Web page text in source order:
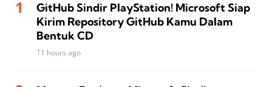
GitHub Sindir PlayStation! Microsoft Siap
Kirim Repository GitHub Kamu Dalam
Bentuk CD
11 hours ago